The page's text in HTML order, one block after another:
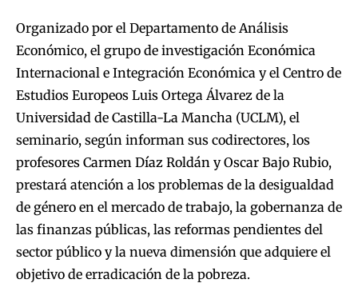
Organizado por el Departamento de Análisis
Económico, el grupo de investigación Económica
Internacional e Integración Económica y el Centro de
Estudios Europeos Luis Ortega Álvarez de la
Universidad de Castilla-La Mancha (UCLM), el
seminario, según informan sus codirectores, los
profesores Carmen Díaz Roldán y Oscar Bajo Rubio,
prestará atención a los problemas de la desigualdad
de género en el mercado de trabajo, la gobernanza de
las finanzas públicas, las reformas pendientes del
sector público y la nueva dimensión que adquiere el
objetivo de erradicación de la pobreza.